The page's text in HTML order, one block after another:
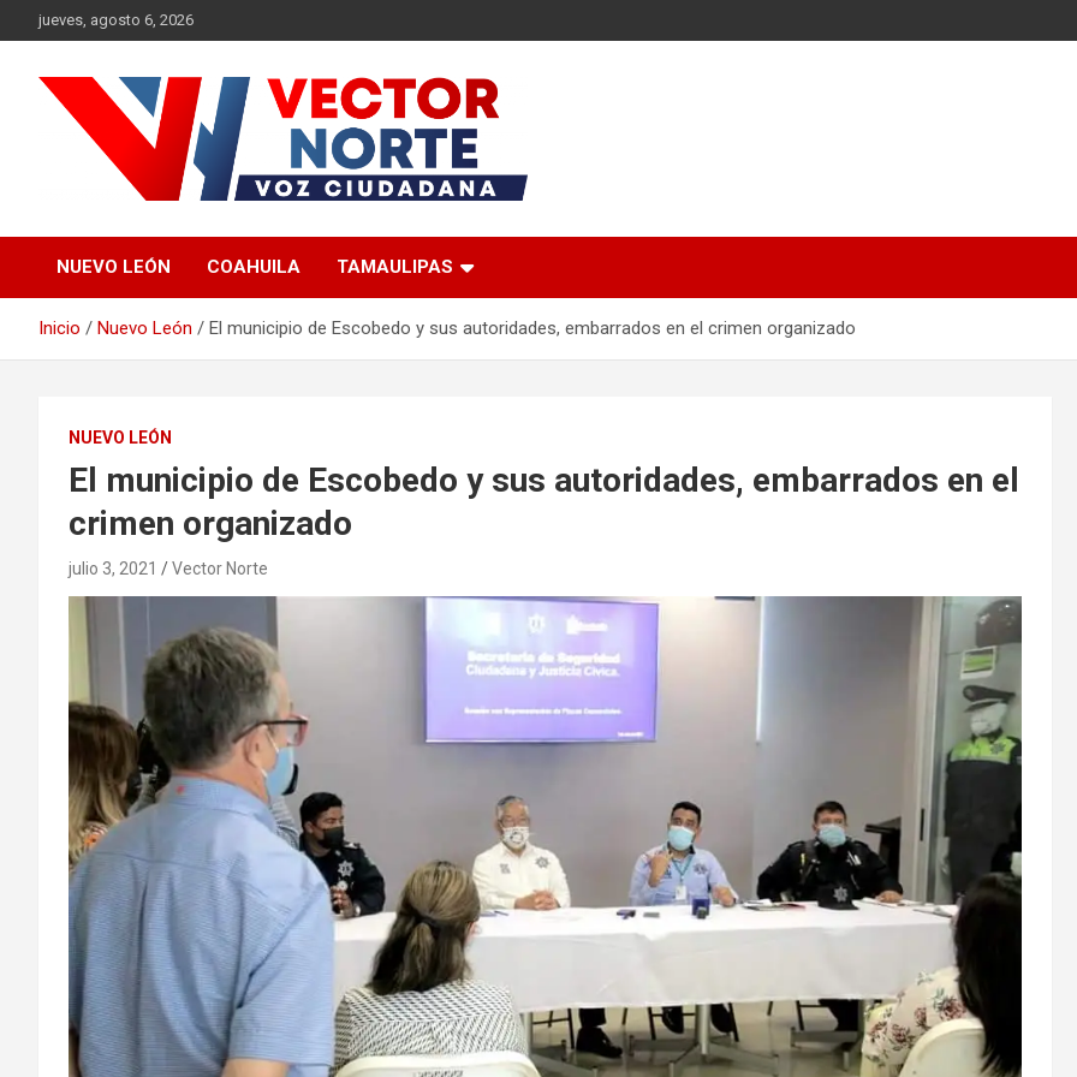
Saltar
al
jueves, agosto 6, 2026
Vector Norte
NUEVO LEÓN COAHUILA TAMAULIPAS
Inicio Nuevo León El municipio de Escobedo y sus autoridades, embarrados en el crimen organizado
NUEVO LEÓN
El municipio de Escobedo y sus autoridades, embarrados en el
crimen organizado
julio 3, 2021 Vector Norte